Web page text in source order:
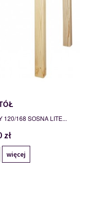
120/168 SOSNA LITE...
zł
więcej